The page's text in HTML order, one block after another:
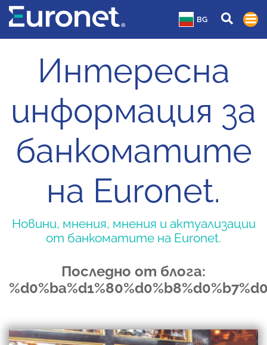
BG
Интересна
информация за
банкоматите
на Euronet.
Новини, мнения, мнения и актуализации
от банкоматите на Euronet.
Последно от блога: